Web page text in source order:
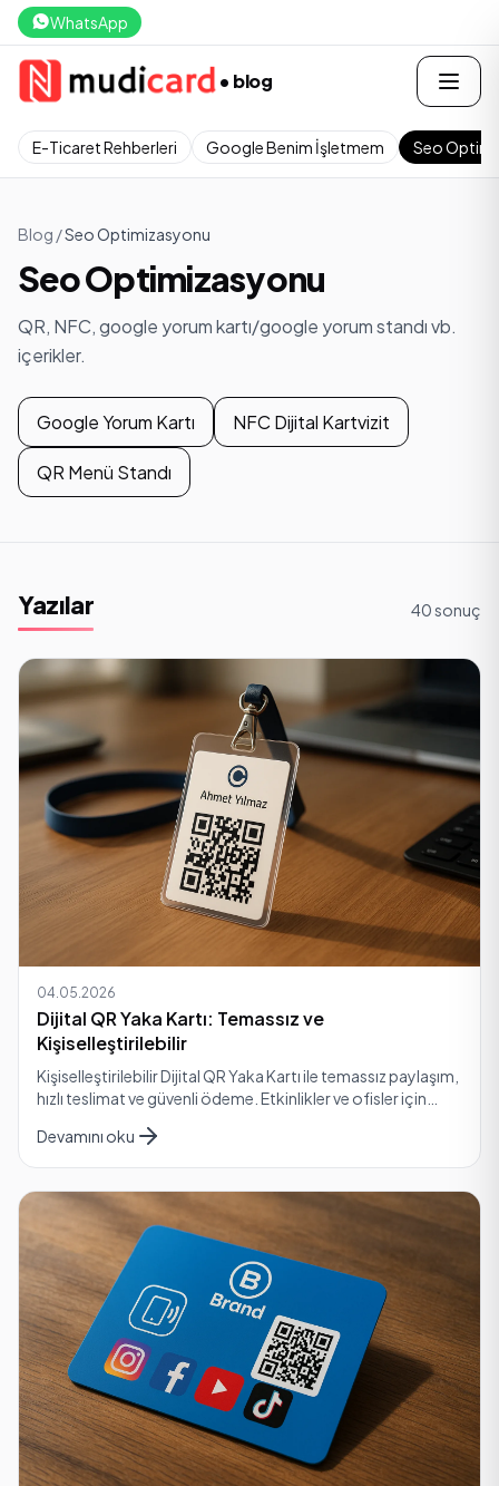
WhatsApp
• blog
E-Ticaret Rehberleri Google Benim İşletmem Seo
Blog /Seo Optimizasyonu
Seo Optimizasyonu
QR, NFC, google yorum kartı/google yorum standı vb.
içerikler.
Google Yorum Kartı NFC Dijital Kartvizit
QR Menü Standı
Yazılar 40 sonuç
04.05.2026
Dijital QR Yaka Kartı: Temassız ve
Kişiselleştirilebilir
Kişiselleştirilebilir Dijital QR Yaka Kartı ile temassız paylaşım,
hızlı teslimat ve güvenli ödeme. Etkinlikler ve ofisler için
Devamını oku